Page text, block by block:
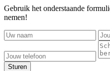
Gebruik het onderstaande
nemen!
Sturen